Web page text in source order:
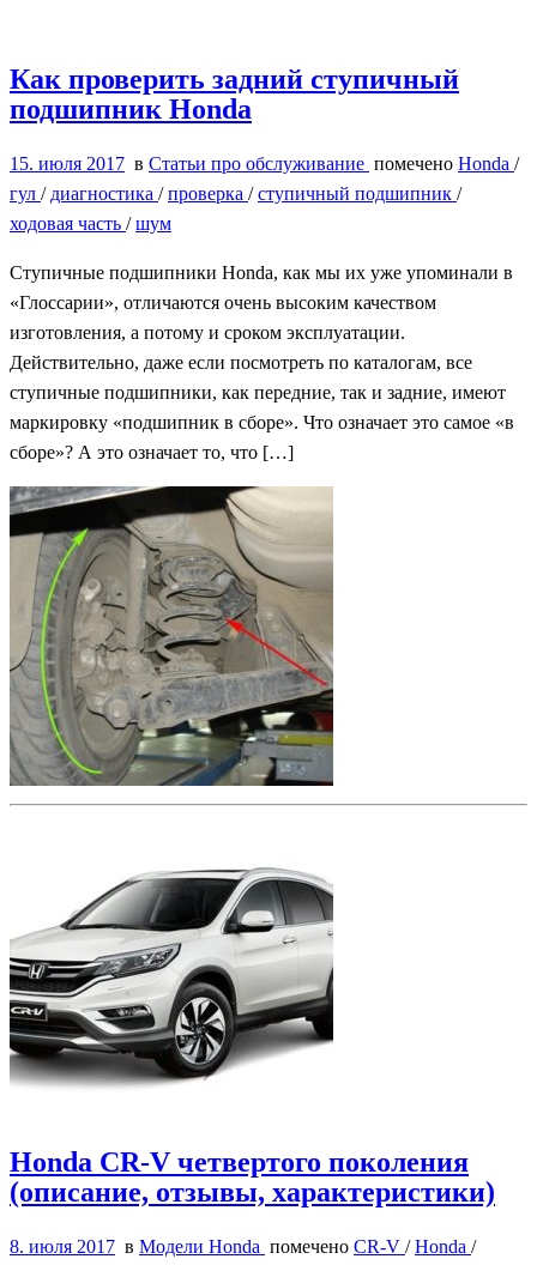
Как проверить задний ступичный
подшипник Honda
15. июля 2017 в Статьи про обслуживание помечено Honda /
гул / диагностика /проверка /ступичный подшипник /
ходовая часть /шум
Ступичные подшипники Honda, как мы их уже упоминали в
«Глоссарии», отличаются очень высоким качеством
изготовления, а потому и сроком эксплуатации.
Действительно, даже если посмотреть по каталогам, все
ступичные подшипники, как передние, так и задние, имеют
маркировку «подшипник в сборе». Что означает это самое «в
сборе»? А это означает то, что […]
Honda CR-V четвертого поколения
(описание, отзывы, характеристики)
8. июля 2017 в Модели Honda помечено CR-V /Honda /